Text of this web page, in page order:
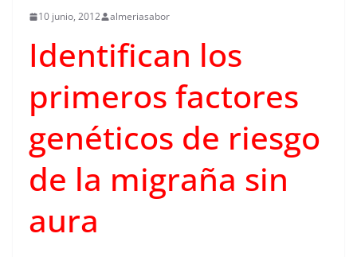
10 junio, 2012 almeriasabor
Identifican los
primeros factores
genéticos de riesgo
de la migraña sin
aura